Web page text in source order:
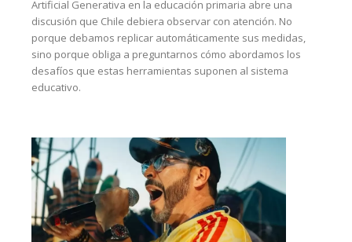
Artificial Generativa en la educación primaria abre una
discusión que Chile debiera observar con atención. No
porque debamos replicar automáticamente sus medidas,
sino porque obliga a preguntarnos cómo abordamos los
desafíos que estas herramientas suponen al sistema
educativo.